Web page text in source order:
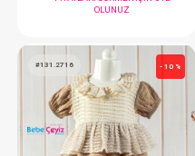
Elbise...